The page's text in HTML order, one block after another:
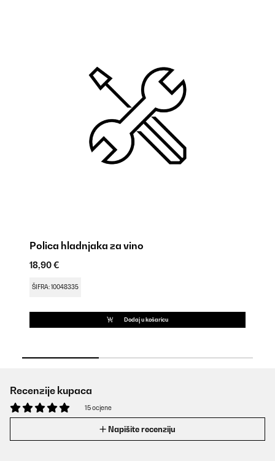
Polica hladnjaka za vino
18,90 €
ŠIFRA: 10048335
Dodaj u košaricu
Recenzije kupaca
15 ocjene
Napišite recenziju